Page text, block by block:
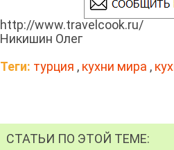
http://www.travelcook.ru/
Никишин Олег
Теги: турция , кухни мира ,
СТАТЬИ ПО ЭТОЙ ТЕМЕ: